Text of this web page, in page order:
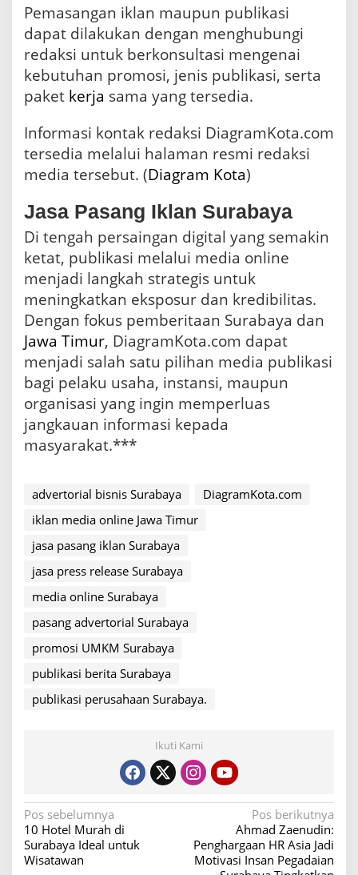
Pemasangan iklan maupun publikasi
dapat dilakukan dengan menghubungi
redaksi untuk berkonsultasi mengenai
kebutuhan promosi, jenis publikasi, serta
paket kerja sama yang tersedia.
Informasi kontak redaksi DiagramKota.com
tersedia melalui halaman resmi redaksi
media tersebut. (Diagram Kota)
Jasa Pasang Iklan Surabaya
Di tengah persaingan digital yang semakin
ketat, publikasi melalui media online
menjadi langkah strategis untuk
meningkatkan eksposur dan kredibilitas.
Dengan fokus pemberitaan Surabaya dan
Jawa Timur, DiagramKota.com dapat
menjadi salah satu pilihan media publikasi
bagi pelaku usaha, instansi, maupun
organisasi yang ingin memperluas
jangkauan informasi kepada
masyarakat.***
advertorial bisnis Surabaya
DiagramKota.com
iklan media online Jawa Timur
jasa pasang iklan Surabaya
jasa press release Surabaya
media online Surabaya
pasang advertorial Surabaya
promosi UMKM Surabaya
publikasi berita Surabaya
publikasi perusahaan Surabaya.
Ikuti Kami
N
a
v
Pos sebelumnya
10 Hotel Murah di
Surabaya Ideal untuk
Wisatawan
Pos berikutnya
Ahmad Zaenudin:
Penghargaan HR Asia Jadi
Motivasi Insan Pegadaian